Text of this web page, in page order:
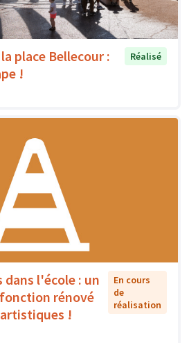
place Bellecour :
!
Réalisé
dans l'école : un
rénové
!
En cours
de
réalisation